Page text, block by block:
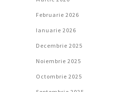
Februarie 2026
Ianuarie 2026
Decembrie 2025
Noiembrie 2025
Octombrie 2025